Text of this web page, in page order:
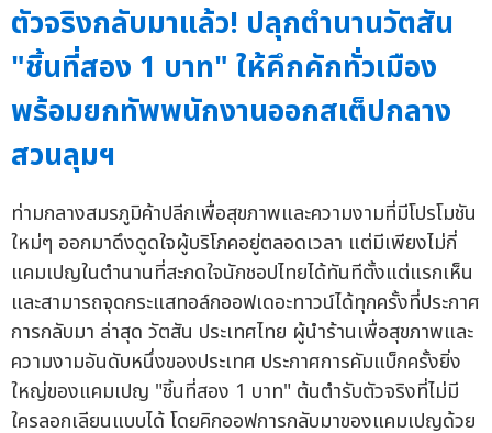
ตัวจริงกลับมาแล้ว! ปลุกตำนานวัตสัน
"ชิ้นที่สอง 1 บาท" ให้คึกคักทั่วเมือง
พร้อมยกทัพพนักงานออกสเต็ปกลาง
สวนลุมฯ
ท่ามกลางสมรภูมิค้าปลีกเพื่อสุขภาพและความงามที่มีโปรโมชัน
ใหม่ๆ ออกมาดึงดูดใจผู้บริโภคอยู่ตลอดเวลา แต่มีเพียงไม่กี่
แคมเปญในตำนานที่สะกดใจนักชอปไทยได้ทันทีตั้งแต่แรกเห็น
และสามารถจุดกระแสทอล์กออฟเดอะทาวน์ได้ทุกครั้งที่ประกาศ
การกลับมา ล่าสุด วัตสัน ประเทศไทย ผู้นำร้านเพื่อสุขภาพและ
ความงามอันดับหนึ่งของประเทศ ประกาศการคัมแบ็กครั้งยิ่ง
ใหญ่ของแคมเปญ "ชิ้นที่สอง 1 บาท" ต้นตำรับตัวจริงที่ไม่มี
ใครลอกเลียนแบบได้ โดยคิกออฟการกลับมาของแคมเปญด้วย